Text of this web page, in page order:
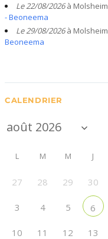
Le 22/08/2026à Molsheim
- Beoneema
Le 29/08/2026à Molsheim
Beoneema
CALENDRIER
L M M J
27 28 29 30
3 4 5 6
10 11 12 13